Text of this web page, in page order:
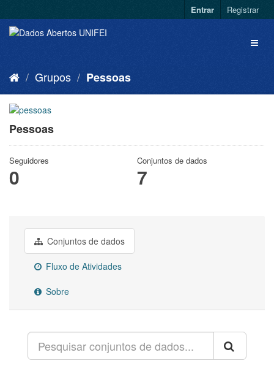
Entrar Registrar
Grupos Pessoas
Pessoas
Seguidores
0
Conjuntos de dados
7
Conjuntos de dados
Fluxo de Atividades
Sobre